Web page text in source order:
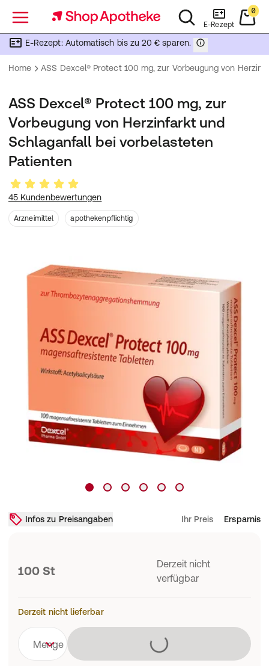
Menü E-Rezept
0
E-Rezept: Automatisch bis zu 20 € sparen.
Home ASS Dexcel® Protect 100 mg, zur Vorbeugung von
ASS Dexcel® Protect 100 mg, zur
Vorbeugung von Herzinfarkt und
Schlaganfall bei vorbelasteten
Patienten
45 Kundenbewertungen
Arzneimittel apothekenpflichtig
Infos zu Preisangaben Ihr Preis Ersparnis
100 St
Derzeit nicht
verfügbar
Derzeit nicht lieferbar
Menge Lädt